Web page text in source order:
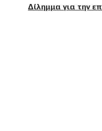
Δίλημμα για την